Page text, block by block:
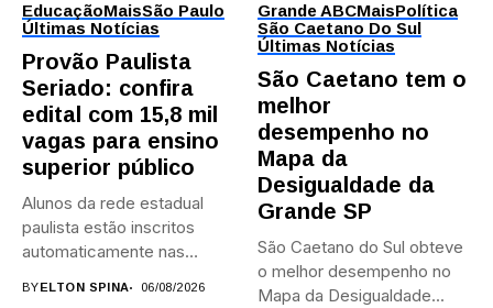
EducaçãoMaisSão Paulo
Últimas Notícias
Provão Paulista
Seriado: confira
edital com 15,8 mil
vagas para ensino
superior público
Alunos da rede estadual
paulista estão inscritos
automaticamente nas
BYELTON SPINA 06/08/2026
Grande ABCMaisPolítica
São Caetano Do Sul
Últimas Notícias
São Caetano tem o
melhor
desempenho no
Mapa da
Desigualdade da
Grande SP
São Caetano do Sul obteve
o melhor desempenho no
Mapa da Desigualdade...